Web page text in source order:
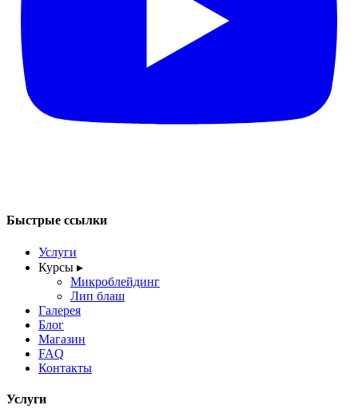
Быстрые ссылки
Услуги
Курсы ▸
Микроблейдинг
Лип блаш
Галерея
Блог
Магазин
FAQ
Контакты
Услуги